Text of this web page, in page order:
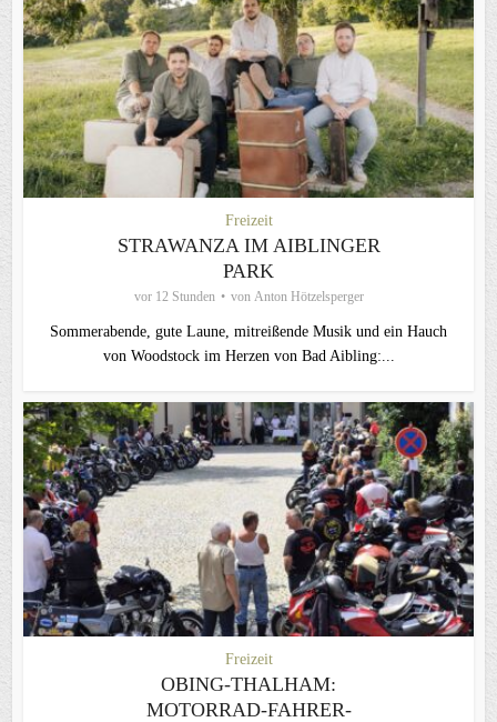
Freizeit
STRAWANZA IM AIBLINGER
PARK
vor 12 Stunden von Anton Hötzelsperger
Sommerabende, gute Laune, mitreißende Musik und ein Hauch
von Woodstock im Herzen von Bad Aibling:...
Freizeit
OBING-THALHAM:
MOTORRAD-FAHRER-